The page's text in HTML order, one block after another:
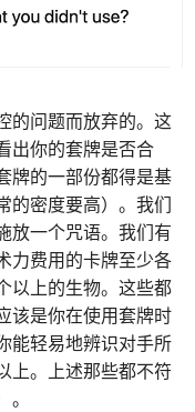
的问题而放弃的。这
出你的套牌是否合
牌的一部份都得是基
的密度要高）。我们
放一个咒语。我们有
力费用的卡牌至少各
以上的生物。这些都
该是你在使用套牌时
能轻易地辨识对手所
上。上述那些都不符